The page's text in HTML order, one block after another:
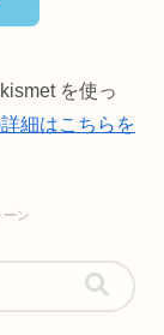
を使っ
細はこちらを
ーン